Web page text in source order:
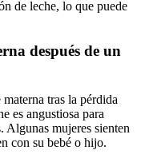
de leche, lo que puede
después de un
tras la pérdida
es angustiosa para
Algunas mujeres sienten
con su bebé o hijo.